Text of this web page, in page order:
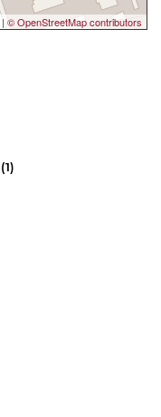
| © OpenStreetMap contributors
(1)